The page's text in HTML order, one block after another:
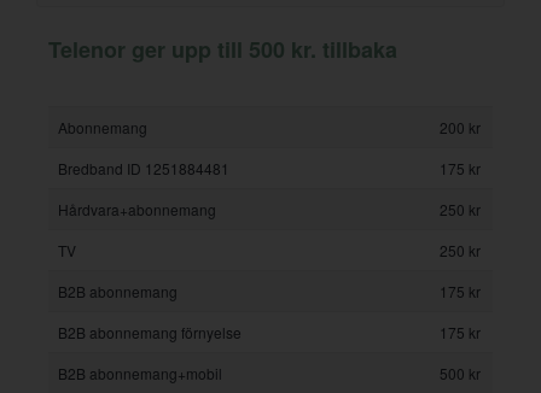
Telenor ger upp till 500 kr. tillbaka
Abonnemang
200 kr
Bredband ID 1251884481
175 kr
Hårdvara+abonnemang
250 kr
TV
250 kr
B2B abonnemang
175 kr
B2B abonnemang förnyelse
175 kr
B2B abonnemang+mobil
500 kr